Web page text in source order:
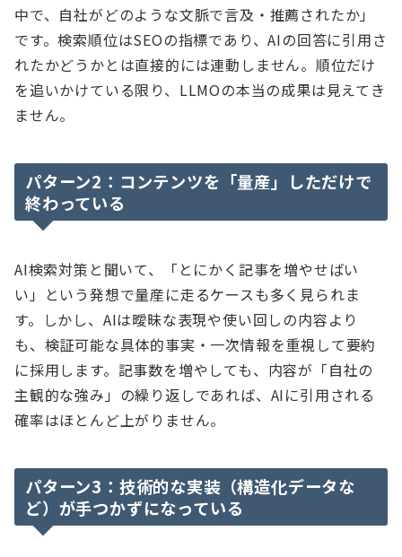
中で、自社がどのような文脈で言及・推薦されたか」
です。検索順位はSEOの指標であり、AIの回答に引用さ
れたかどうかとは直接的には連動しません。順位だけ
を追いかけている限り、LLMOの本当の成果は見えてき
ません。
パターン2：コンテンツを「量産」しただけで
終わっている
AI検索対策と聞いて、「とにかく記事を増やせばい
い」という発想で量産に走るケースも多く見られま
す。しかし、AIは曖昧な表現や使い回しの内容より
も、検証可能な具体的事実・一次情報を重視して要約
に採用します。記事数を増やしても、内容が「自社の
主観的な強み」の繰り返しであれば、AIに引用される
確率はほとんど上がりません。
パターン3：技術的な実装（構造化データな
ど）が手つかずになっている